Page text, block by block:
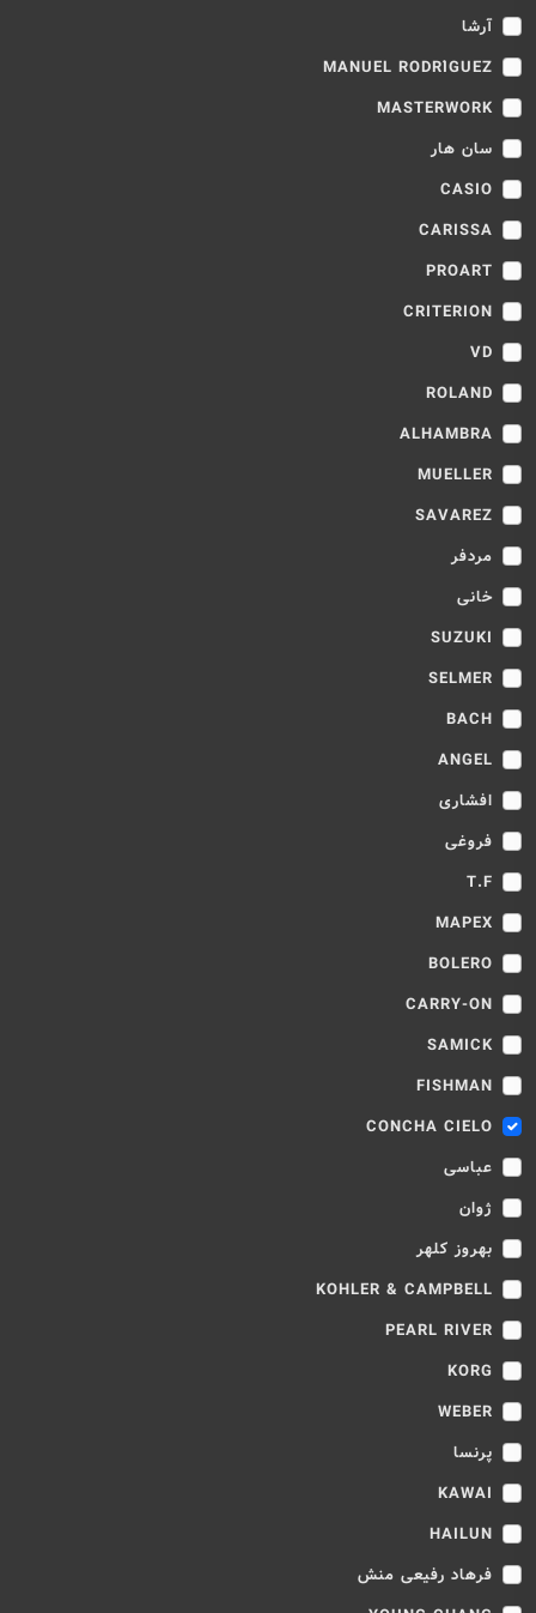
آرشا
MANUEL RODRÍGUEZ
MASTERWORK
سان هار
CASIO
CARISSA
PROART
CRITERION
VD
ROLAND
ALHAMBRA
MUELLER
SAVAREZ
مردفر
خانی
SUZUKI
SELMER
BACH
ANGEL
افشاری
فروغی
T.F
MAPEX
BOLERO
CARRY-ON
SAMICK
FISHMAN
CONCHA CIELO
عباسی
ژوان
بهروز کلهر
KOHLER & CAMPBELL
PEARL RIVER
KORG
WEBER
پرنسا
KAWAI
HAILUN
فرهاد رفیعی منش